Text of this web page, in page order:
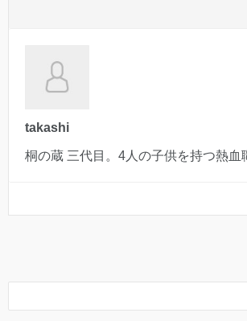
takashi
桐の蔵 三代目。4人の子供を持つ熱血